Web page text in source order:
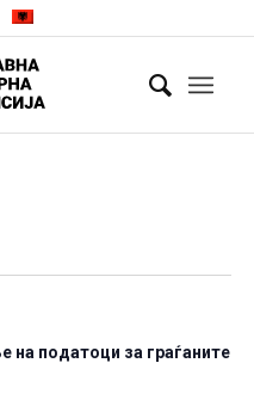
на податоци за граѓаните